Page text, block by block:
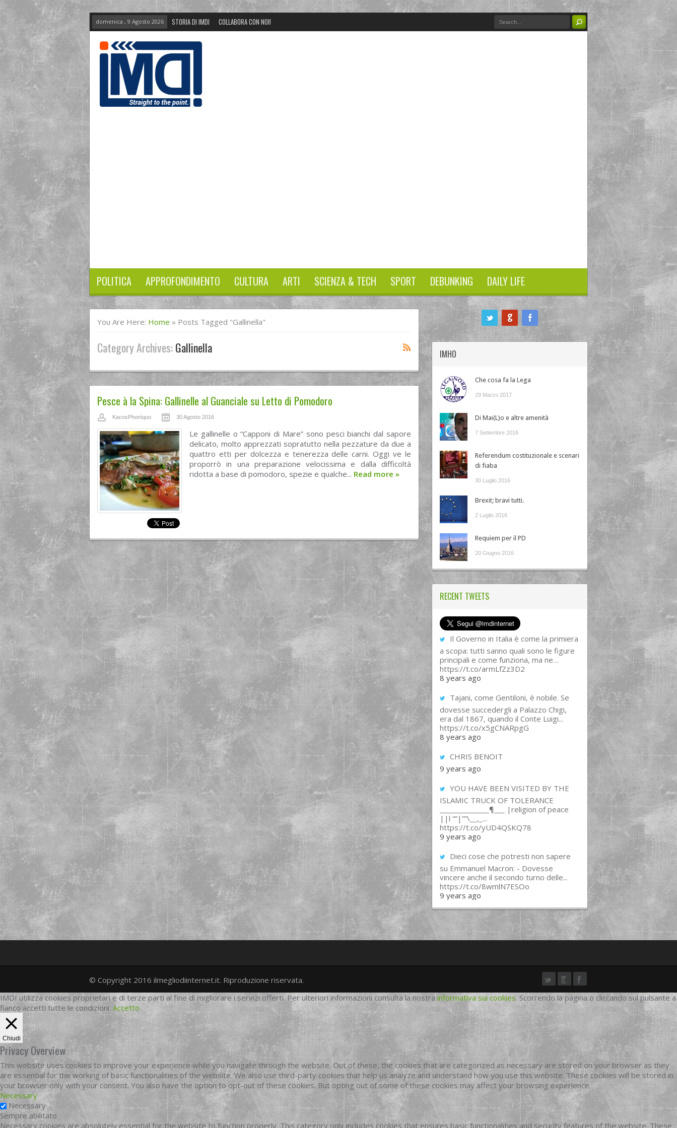
domenica , 9 Agosto 2026 STORIA DI IMDI COLLABORA CON NOI!
POLITICA APPROFONDIMENTO CULTURA ARTI SCIENZA & TECH SPORT DEBUNKING DAILY LIFE
You Are Here: Home » Posts Tagged "Gallinella"
Category Archives:Gallinella
Pesce à la Spina: Gallinelle al Guanciale su Letto di Pomodoro
KacosPhonìquo 30 Agosto 2016
Le gallinelle o “Capponi di Mare” sono pesci bianchi dal sapore
delicato, molto apprezzati sopratutto nella pezzature da due a
quattro etti per dolcezza e tenerezza delle carni. Oggi ve le
proporrò in una preparazione velocissima e dalla difficoltà
ridotta a base di pomodoro, spezie e qualche... Read more »
IMHO
Che cosa fa la Lega
29 Marzo 2017
Di Mai(L)o e altre amenità
7 Settembre 2016
Referendum costituzionale e scenari
di fiaba
30 Luglio 2016
Brexit; bravi tutti.
2 Luglio 2016
Requiem per il PD
20 Giugno 2016
RECENT TWEETS
Il Governo in Italia è come la primiera
a scopa: tutti sanno quali sono le figure
principali e come funziona, ma ne…
https://t.co/armLfZz3D2
8 years ago
Tajani, come Gentiloni, è nobile. Se
dovesse succedergli a Palazzo Chigi,
era dal 1867, quando il Conte Luigi...
https://t.co/x5gCNARpgG
8 years ago
CHRIS BENOIT
9 years ago
YOU HAVE BEEN VISITED BY THE
ISLAMIC TRUCK OF TOLERANCE
______________¶___ |religion of peace
||l “”|””\__,_...
https://t.co/yUD4QSKQ78
9 years ago
Dieci cose che potresti non sapere
su Emmanuel Macron: - Dovesse
vincere anche il secondo turno delle...
https://t.co/8wmlN7ESOo
9 years ago
twittergoogleplus
facebook
© Copyright 2016 ilmegliodiinternet.it. Riproduzione riservata.
IMDI utilizza cookies proprietari e di terze parti al fine di migliorare i servizi offerti. Per ulteriori informazioni consulta la nostra informativa sui cookies. Scorrendo la pagina o cliccando sul pulsante a
fianco accetti tutte le condizioni. Accetto
Chiudi
Privacy Overview
This website uses cookies to improve your experience while you navigate through the website. Out of these, the cookies that are categorized as necessary are stored on your browser as they
are essential for the working of basic functionalities of the website. We also use third-party cookies that help us analyze and understand how you use this website. These cookies will be stored in
your browser only with your consent. You also have the option to opt-out of these cookies. But opting out of some of these cookies may affect your browsing experience.
Necessary
Necessary
Sempre abilitato
Necessary cookies are absolutely essential for the website to function properly. This category only includes cookies that ensures basic functionalities and security features of the website. These